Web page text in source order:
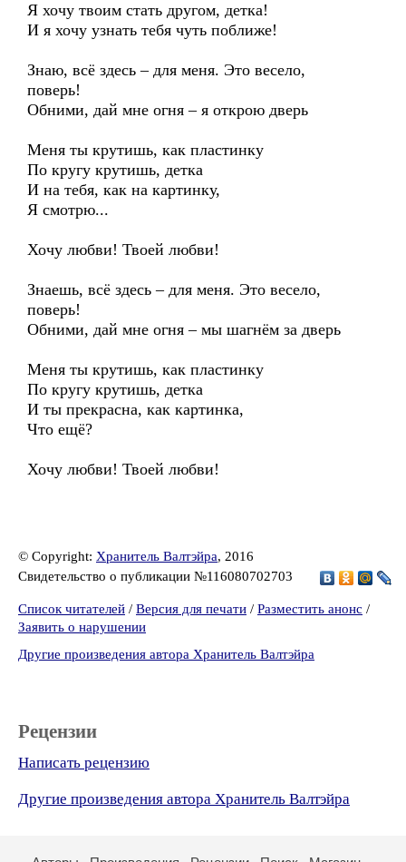
Я хочу твоим стать другом, детка!
И я хочу узнать тебя чуть поближе!
Знаю, всё здесь – для меня. Это весело,
поверь!
Обними, дай мне огня – я открою дверь
Меня ты крутишь, как пластинку
По кругу крутишь, детка
И на тебя, как на картинку,
Я смотрю...
Хочу любви! Твоей любви!
Знаешь, всё здесь – для меня. Это весело,
поверь!
Обними, дай мне огня – мы шагнём за дверь
Меня ты крутишь, как пластинку
По кругу крутишь, детка
И ты прекрасна, как картинка,
Что ещё?
Хочу любви! Твоей любви!
© Copyright: Хранитель Валтэйра, 2016
Свидетельство о публикации №116080702703
Список читателей / Версия для печати / Разместить анонс /
Заявить о нарушении
Другие произведения автора Хранитель Валтэйра
Рецензии
Написать рецензию
Другие произведения автора Хранитель Валтэйра